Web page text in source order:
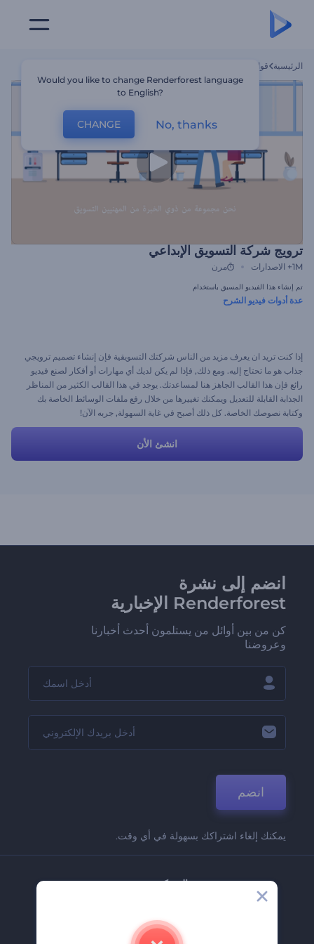
الرئيسية قوالب
ترويج شركة التسويق الإبداعي
1M+ الاصدارات مرن
تم إنشاء هذا الفيديو المسبق باستخدام
عدة أدوات فيديو الشرح
إذا كنت تريد ان يعرف مزيد من الناس شركتك التسويقية فإن إنشاء تصميم ترويجي
جذاب هو ما تحتاج إليه. ومع ذلك, فإذا لم يكن لديك أي مهارات أو أفكار لصنع فيديو
رائع فإن هذا القالب الجاهز هنا لمساعدتك. يوجد في هذا القالب الكثير من المناظر
الجذابة القابلة للتعديل ويمكنك تغييرها من خلال رفع ملفات الوسائط الخاصة بك
وكتابة نصوصك الخاصة. كل ذلك أصبح في غاية السهولة, جربه الآن!
انشئ الأن
انضم إلى نشرة
Renderforest الإخبارية
كن من بين أوائل من يستلمون أحدث أخبارنا
وعروضنا
انضم
يمكنك إلغاء اشتراكك بسهولة في أي وقت.
الشركة
اتصل بنا
Would you like to change Renderforest language
to English?
CHANGE No, thanks